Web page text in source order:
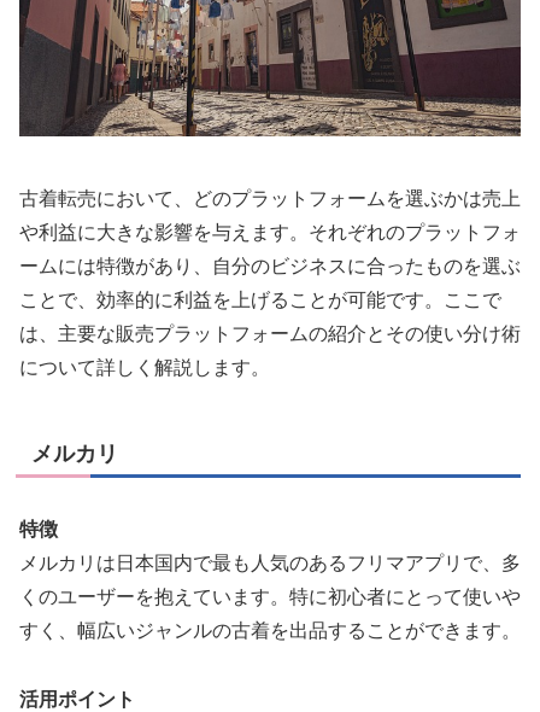
古着転売において、どのプラットフォームを選ぶかは売上
や利益に大きな影響を与えます。それぞれのプラットフォ
ームには特徴があり、自分のビジネスに合ったものを選ぶ
ことで、効率的に利益を上げることが可能です。ここで
は、主要な販売プラットフォームの紹介とその使い分け術
について詳しく解説します。
メルカリ
特徴
メルカリは日本国内で最も人気のあるフリマアプリで、多
くのユーザーを抱えています。特に初心者にとって使いや
すく、幅広いジャンルの古着を出品することができます。
活用ポイント